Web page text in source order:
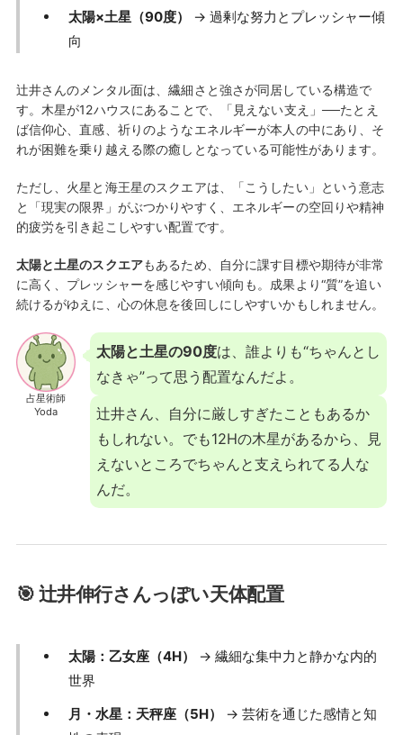
太陽×土星（90度）
→ 過剰な努力とプレッシャー傾
向
辻井さんのメンタル面は、繊細さと強さが同居している構造で
す。木星が12ハウスにあることで、「見えない支え」──たとえ
ば信仰心、直感、祈りのようなエネルギーが本人の中にあり、そ
れが困難を乗り越える際の癒しとなっている可能性があります。
ただし、火星と海王星のスクエアは、「こうしたい」という意志
と「現実の限界」がぶつかりやすく、エネルギーの空回りや精神
的疲労を引き起こしやすい配置です。
太陽と土星のスクエアもあるため、自分に課す目標や期待が非常
に高く、プレッシャーを感じやすい傾向も。成果より“質”を追い
続けるがゆえに、心の休息を後回しにしやすいかもしれません。
占星術師
Yoda
太陽と土星の90度は、誰よりも“ちゃんとし
なきゃ”って思う配置なんだよ。
辻井さん、自分に厳しすぎたこともあるか
もしれない。でも12Hの木星があるから、見
えないところでちゃんと支えられてる人な
んだ。
🎯 辻井伸行さんっぽい天体配置
太陽：乙女座（4H）
→ 繊細な集中力と静かな内的
世界
月・水星：天秤座（5H）
→ 芸術を通じた感情と知